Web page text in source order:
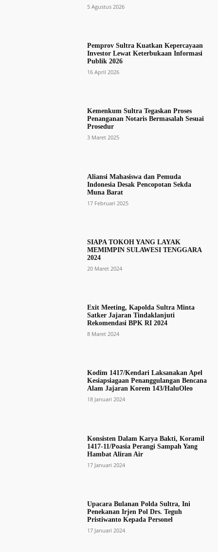
5 Agustus 2026
Pemprov Sultra Kuatkan Kepercayaan
Investor Lewat Keterbukaan Informasi
Publik 2026
16 April 2026
Kemenkum Sultra Tegaskan Proses
Penanganan Notaris Bermasalah Sesuai
Prosedur
3 Maret 2025
Aliansi Mahasiswa dan Pemuda
Indonesia Desak Pencopotan Sekda
Muna Barat
17 Februari 2025
SIAPA TOKOH YANG LAYAK
MEMIMPIN SULAWESI TENGGARA
2024
20 Maret 2024
Exit Meeting, Kapolda Sultra Minta
Satker Jajaran Tindaklanjuti
Rekomendasi BPK RI 2024
8 Maret 2024
Kodim 1417/Kendari Laksanakan Apel
Kesiapsiagaan Penanggulangan Bencana
Alam Jajaran Korem 143/HaluOleo
18 Januari 2024
Konsisten Dalam Karya Bakti, Koramil
1417-11/Poasia Perangi Sampah Yang
Hambat Aliran Air
17 Januari 2024
Upacara Bulanan Polda Sultra, Ini
Penekanan Irjen Pol Drs. Teguh
Pristiwanto Kepada Personel
17 Januari 2024